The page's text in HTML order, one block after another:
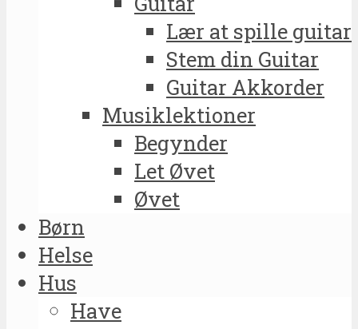
Lær at spille guitar
Stem din Guitar
Guitar Akkorder
Musiklektioner
Begynder
Let Øvet
Øvet
Børn
Helse
Hus
Have